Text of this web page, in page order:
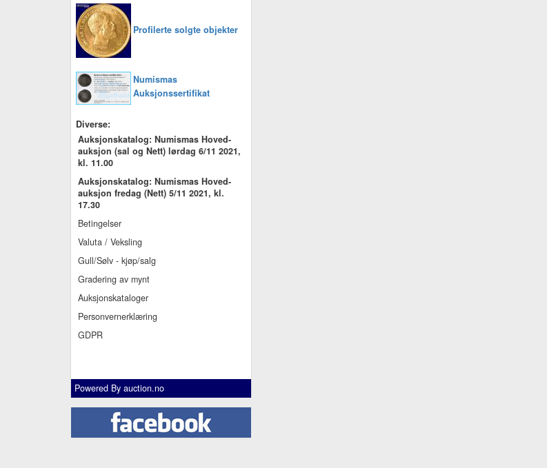
Profilerte solgte objekter
Numismas
Auksjonssertifikat
Diverse:
Auksjonskatalog: Numismas Hoved-
auksjon (sal og Nett) lørdag 6/11 2021,
kl. 11.00
Auksjonskatalog: Numismas Hoved-
auksjon fredag (Nett) 5/11 2021, kl.
17.30
Betingelser
Valuta / Veksling
Gull/Sølv - kjøp/salg
Gradering av mynt
Auksjonskataloger
Personvernerklæring
GDPR
Powered By auction.no